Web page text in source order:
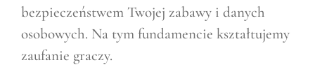
bezpieczeństwem Twojej zabawy i danych
osobowych. Na tym fundamencie kształtujemy
zaufanie graczy.